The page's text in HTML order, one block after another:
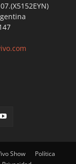
Show
Política